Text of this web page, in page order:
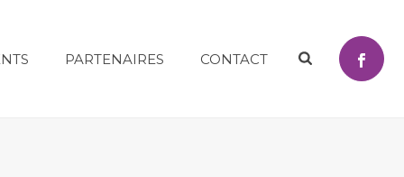
PARTENAIRES CONTACT